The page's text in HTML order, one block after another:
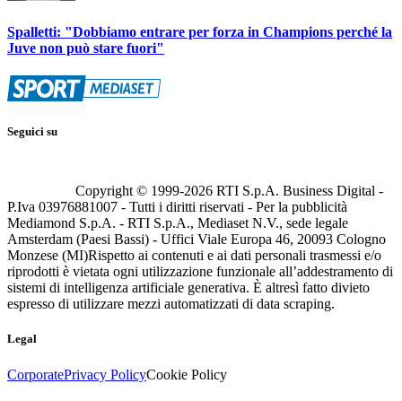
Spalletti: "Dobbiamo entrare per forza in Champions perché la
Juve non può stare fuori"
Seguici su
Copyright © 1999-2026 RTI S.p.A. Business Digital -
P.Iva 03976881007 - Tutti i diritti riservati - Per la pubblicità
Mediamond S.p.A. - RTI S.p.A., Mediaset N.V., sede legale
Amsterdam (Paesi Bassi) - Uffici Viale Europa 46, 20093 Cologno
Monzese (MI)Rispetto ai contenuti e ai dati personali trasmessi e/o
riprodotti è vietata ogni utilizzazione funzionale all’addestramento di
sistemi di intelligenza artificiale generativa. È altresì fatto divieto
espresso di utilizzare mezzi automatizzati di data scraping.
Legal
CorporatePrivacy PolicyCookie Policy